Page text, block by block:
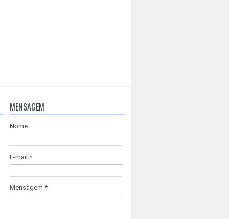
MENSAGEM
Nome
E-mail *
Mensagem *